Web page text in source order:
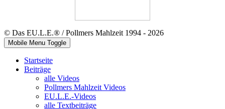
© Das EU.L.E.® / Pollmers Mahlzeit 1994 - 2026
Mobile Menu Toggle
Startseite
Beiträge
alle Videos
Pollmers Mahlzeit Videos
EU.L.E.-Videos
alle Textbeiträge